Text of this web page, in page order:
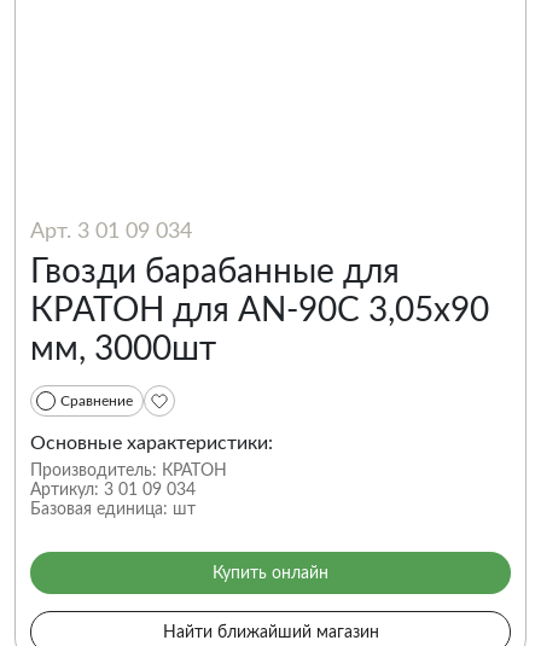
Арт. 3 01 09 034
Гвозди барабанные для
КРАТОН для AN-90C 3,05х90
мм, 3000шт
Сравнение
Основные характеристики:
Производитель: КРАТОН
Артикул: 3 01 09 034
Базовая единица: шт
Купить онлайн
Найти ближайший магазин